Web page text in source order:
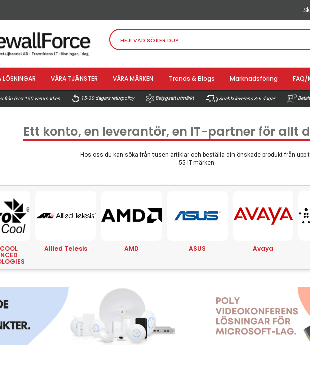
LÖSNINGAR VÅRA TJÄNSTER VÅRA MÄRKEN Trends & Blogs Marknadsföring FAQ/
från över 150 varumärken 15-30 dagars returpolicy Betygsatt utmärkt Snabb leverans 3-6 dagar
Ett konto, en leverantör, en IT-partner för allt
Hos oss du kan söka från tusen artiklar och beställa din önskade produkt från upp
55 IT-märken.
Allied Telesis AMD ASUS Avaya